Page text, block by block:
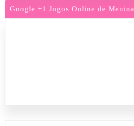
Google +1 Jogos Online de Menina